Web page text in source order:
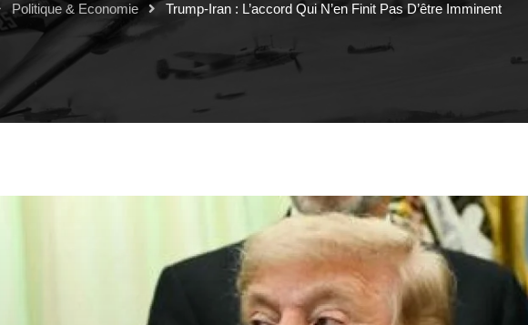
Politique & Economie Trump-Iran : L’accord Qui N’en Finit Pas D’être Imminent